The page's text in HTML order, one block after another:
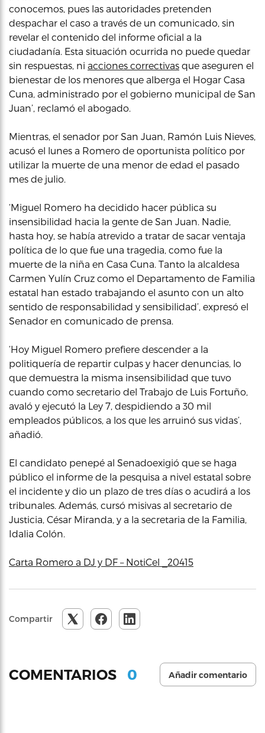
conocemos, pues las autoridades pretenden
despachar el caso a través de un comunicado, sin
revelar el contenido del informe oficial a la
ciudadanía. Esta situación ocurrida no puede quedar
sin respuestas, ni acciones correctivas que aseguren el
bienestar de los menores que alberga el Hogar Casa
Cuna, administrado por el gobierno municipal de San
Juan’, reclamó el abogado.
Mientras, el senador por San Juan, Ramón Luis Nieves,
acusó el lunes a Romero de oportunista político por
utilizar la muerte de una menor de edad el pasado
mes de julio.
‘Miguel Romero ha decidido hacer pública su
insensibilidad hacia la gente de San Juan. Nadie,
hasta hoy, se había atrevido a tratar de sacar ventaja
política de lo que fue una tragedia, como fue la
muerte de la niña en Casa Cuna. Tanto la alcaldesa
Carmen Yulín Cruz como el Departamento de Familia
estatal han estado trabajando el asunto con un alto
sentido de responsabilidad y sensibilidad’, expresó el
Senador en comunicado de prensa.
‘Hoy Miguel Romero prefiere descender a la
politiquería de repartir culpas y hacer denuncias, lo
que demuestra la misma insensibilidad que tuvo
cuando como secretario del Trabajo de Luis Fortuño,
avaló y ejecutó la Ley 7, despidiendo a 30 mil
empleados públicos, a los que les arruinó sus vidas’,
añadió.
El candidato penepé al Senadoexigió que se haga
público el informe de la pesquisa a nivel estatal sobre
el incidente y dio un plazo de tres días o acudirá a los
tribunales. Además, cursó misivas al secretario de
Justicia, César Miranda, y a la secretaria de la Familia,
Idalia Colón.
Carta Romero a DJ y DF – NotiCel _20415
Compartir
COMENTARIOS 0 Añadir comentario